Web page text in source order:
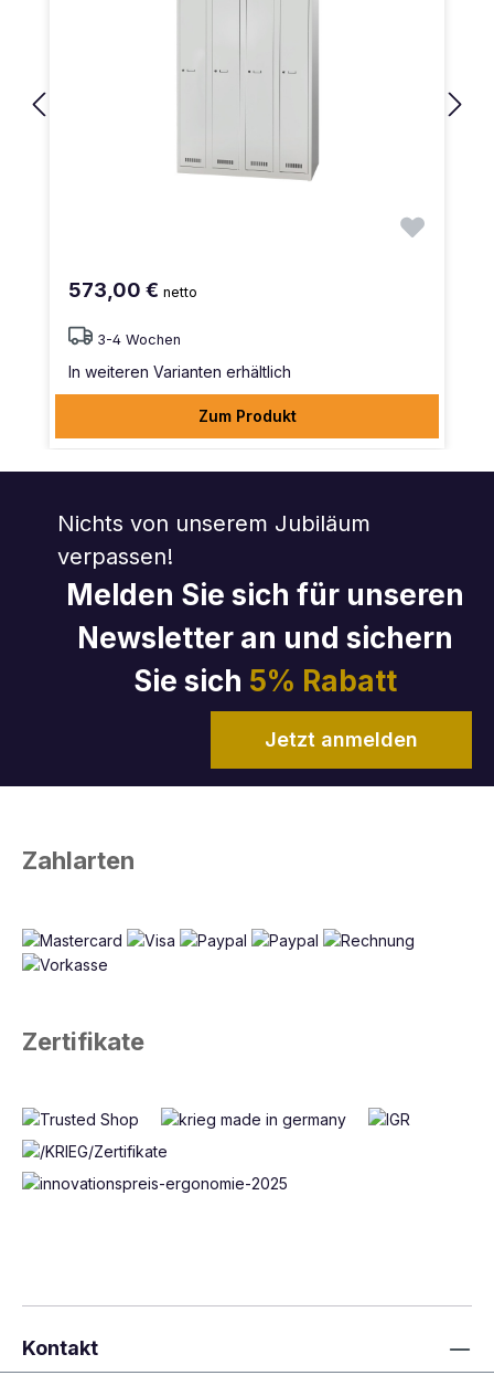
573,00 € netto
3-4 Wochen
In weiteren Varianten erhältlich
Zum Produkt
Nichts von unserem Jubiläum
verpassen!
Melden Sie sich für unseren
Newsletter an und sichern
Sie sich 5% Rabatt
Jetzt anmelden
Zahlarten
Zertifikate
Kontakt